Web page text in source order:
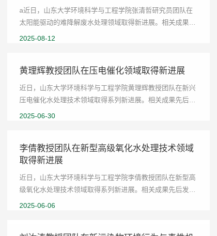
a近日，山东大学环境科学与工程学院张清哲研究员团队在
太阳能驱动的难降解废水处理领域取得新进展。相关成果以
“Ion-Regulated Water Activation in Plasmonic Aerogels for
2025-08-12
黄理辉教授团队在压电催化领域取得新进展 ​
近日，山东大学环境科学与工程学院黄理辉教授团队在新兴
压电催化水处理技术领域取得系列新进展。相关成果先后发
表于ACS Applied Materials & Interfaces、Chemical
2025-06-30
李倩教授团队在新型高级氧化水处理技术领域
取得新进展
近日，山东大学环境科学与工程学院李倩教授团队在新型高
级氧化水处理技术领域取得系列新进展。相关成果先后发表
于Angew. Chem., Int. Ed.（2025, e202507085）、Water
2025-06-06